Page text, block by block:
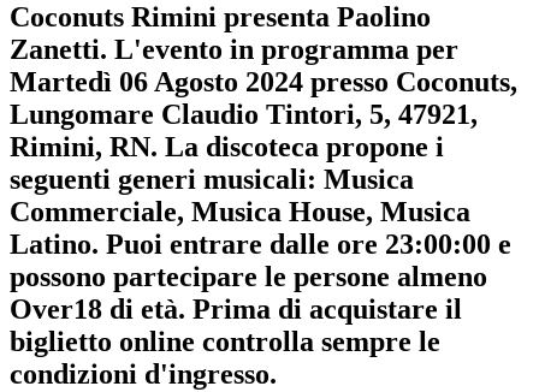
Coconuts Rimini presenta Paolino
Zanetti. L'evento in programma per
Martedì 06 Agosto 2024 presso Coconuts,
Lungomare Claudio Tintori, 5, 47921,
Rimini, RN. La discoteca propone i
seguenti generi musicali: Musica
Commerciale, Musica House, Musica
Latino. Puoi entrare dalle ore 23:00:00 e
possono partecipare le persone almeno
Over18 di età. Prima di acquistare il
biglietto online controlla sempre le
condizioni d'ingresso.